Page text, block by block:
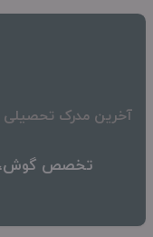
آخرین مدرک تحصیلی
تخصص گوش،